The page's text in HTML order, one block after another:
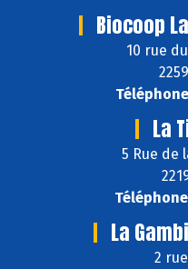
Biocoop
10 rue
La
5 Rue de
La
2